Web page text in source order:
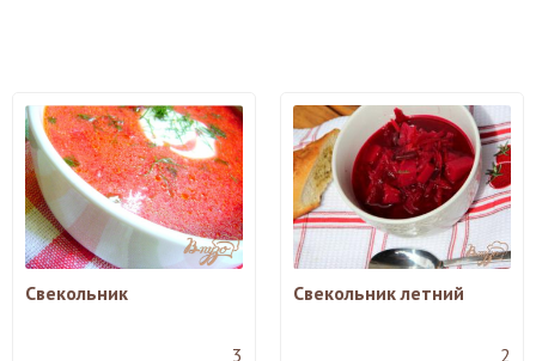
Свекольник
3
Свекольник летний
2